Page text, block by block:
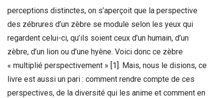
perceptions distinctes, on s’aperçoit que la perspective
des zébrures d’un zèbre se module selon les yeux qui
regardent celui-ci, qu’ils soient ceux d’un humain, d’un
zèbre, d’un lion ou d’une hyène. Voici donc ce zèbre
« multiplié perspectivement » [1]. Mais, nous le disions, ce
livre est aussi un pari : comment rendre compte de ces
perspectives, de la diversité qui les anime et comment en